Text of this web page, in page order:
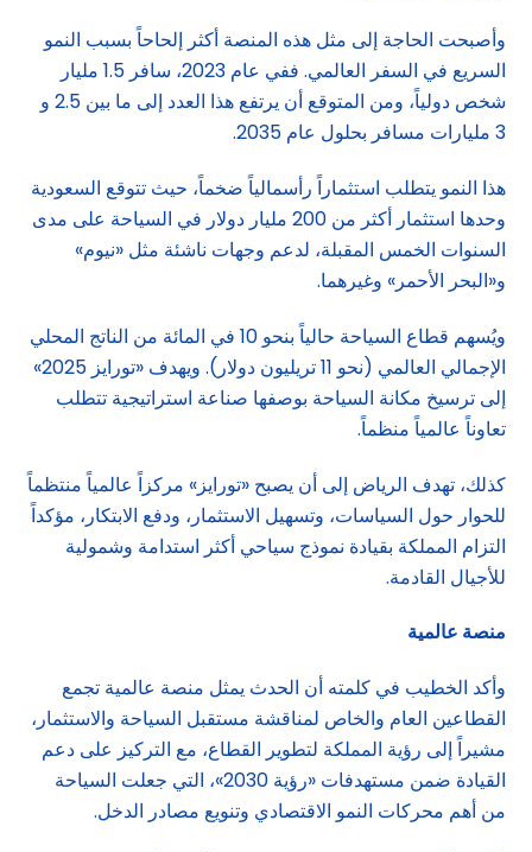
وأصبحت الحاجة إلى مثل هذه المنصة أكثر إلحاحاً بسبب النمو
السريع في السفر العالمي. ففي عام 2023، سافر 1.5 مليار
شخص دولياً، ومن المتوقع أن يرتفع هذا العدد إلى ما بين 2.5 و
3 مليارات مسافر بحلول عام 2035.
هذا النمو يتطلب استثماراً رأسمالياً ضخماً، حيث تتوقع السعودية
وحدها استثمار أكثر من 200 مليار دولار في السياحة على مدى
السنوات الخمس المقبلة، لدعم وجهات ناشئة مثل «نيوم»
و«البحر الأحمر» وغيرهما.
ويُسهم قطاع السياحة حالياً بنحو 10 في المائة من الناتج المحلي
الإجمالي العالمي (نحو 11 تريليون دولار). ويهدف «تورايز 2025»
إلى ترسيخ مكانة السياحة بوصفها صناعة استراتيجية تتطلب
تعاوناً عالمياً منظماً.
كذلك، تهدف الرياض إلى أن يصبح «تورايز» مركزاً عالمياً منتظماً
للحوار حول السياسات، وتسهيل الاستثمار، ودفع الابتكار، مؤكداً
التزام المملكة بقيادة نموذج سياحي أكثر استدامة وشمولية
للأجيال القادمة.
منصة عالمية
وأكد الخطيب في كلمته أن الحدث يمثل منصة عالمية تجمع
القطاعين العام والخاص لمناقشة مستقبل السياحة والاستثمار،
مشيراً إلى رؤية المملكة لتطوير القطاع، مع التركيز على دعم
القيادة ضمن مستهدفات «رؤية 2030»، التي جعلت السياحة
من أهم محركات النمو الاقتصادي وتنويع مصادر الدخل.